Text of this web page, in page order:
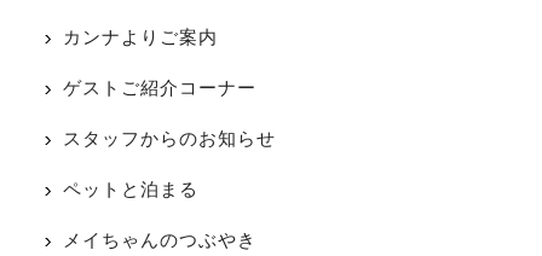
カンナよりご案内
ゲストご紹介コーナー
スタッフからのお知らせ
ペットと泊まる
メイちゃんのつぶやき